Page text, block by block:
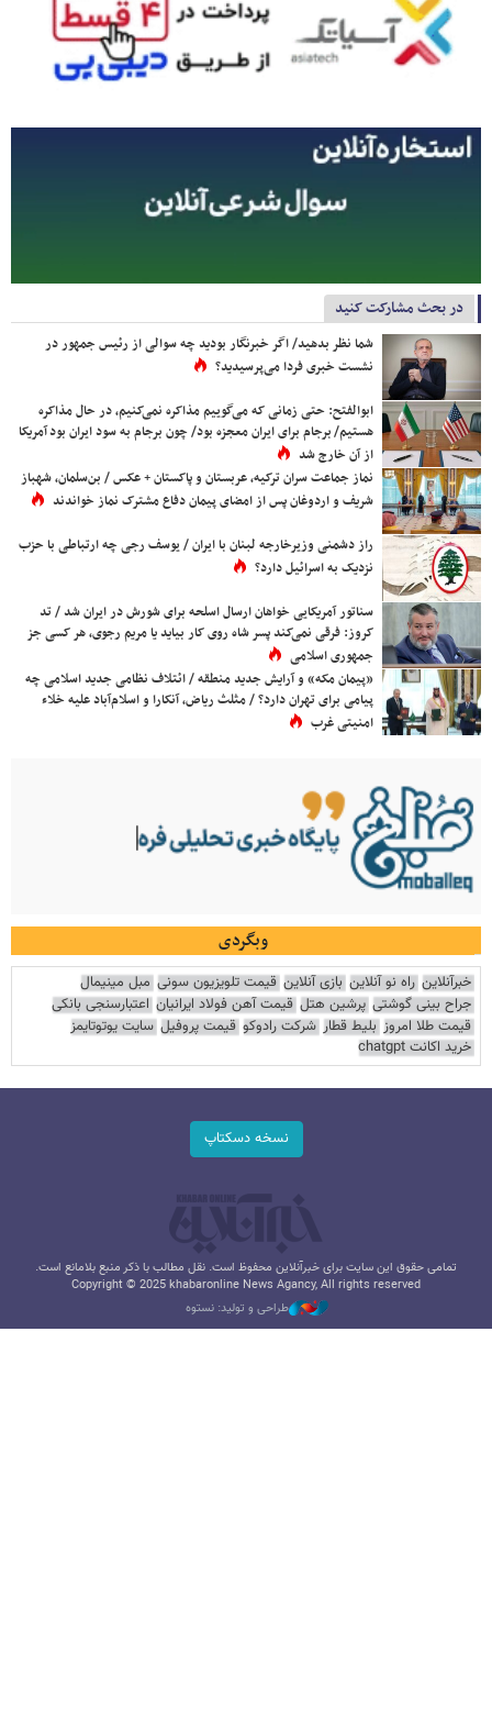
در بحث مشارکت کنید
شما نظر بدهید/ اگر خبرنگار بودید چه سوالی از رئیس جمهور در
نشست خبری فردا می‌پرسیدید؟
ابوالفتح: حتی زمانی که می‌گوییم مذاکره نمی‌کنیم، در حال مذاکره
هستیم/ برجام برای ایران معجزه بود/ چون برجام به سود ایران بود آمریکا
از آن خارج شد
نماز جماعت سران ترکیه، عربستان و پاکستان + عکس / بن‌سلمان، شهباز
شریف و اردوغان پس از امضای پیمان دفاع مشترک نماز خواندند
راز دشمنی وزیرخارجه لبنان با ایران / یوسف رجی چه ارتباطی با حزب
نزدیک به اسرائیل دارد؟
سناتور آمریکایی خواهان ارسال اسلحه برای شورش در ایران شد / تد
کروز: فرقی نمی‌کند پسر شاه روی کار بیاید یا مریم رجوی، هر کسی جز
جمهوری اسلامی
«پیمان مکه» و آرایش جدید منطقه / ائتلاف نظامی جدید اسلامی چه
پیامی برای تهران دارد؟ / مثلث ریاض، آنکارا و اسلام‌آباد علیه خلاء
امنیتی غرب
وبگردی
خبرآنلاین راه نو آنلاین بازی آنلاین قیمت تلویزیون سونی مبل مینیمال
جراح بینی گوشتی پرشین هتل قیمت آهن فولاد ایرانیان اعتبارسنجی بانکی
قیمت طلا امروز بلیط قطار شرکت رادوکو قیمت پروفیل سایت یوتوتایمز
خرید اکانت chatgpt
نسخه دسکتاپ
تمامی حقوق این سایت برای خبرآنلاین محفوظ است. نقل مطالب با ذکر منبع بلامانع است.
Copyright © 2025 khabaronline News Agancy, All rights reserved
طراحی و تولید: نستوه